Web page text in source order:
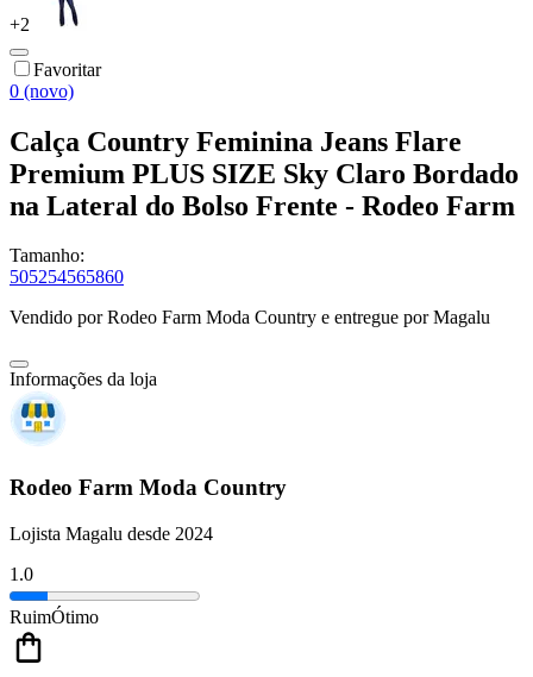
+2
Favoritar
0 (novo)
Calça Country Feminina Jeans Flare
Premium PLUS SIZE Sky Claro Bordado
na Lateral do Bolso Frente - Rodeo Farm
Tamanho:
505254565860
Vendido porRodeo Farm Moda Country e entregue por Magalu
Informações da loja
Rodeo Farm Moda Country
Lojista Magalu desde 2024
1.0
RuimÓtimo